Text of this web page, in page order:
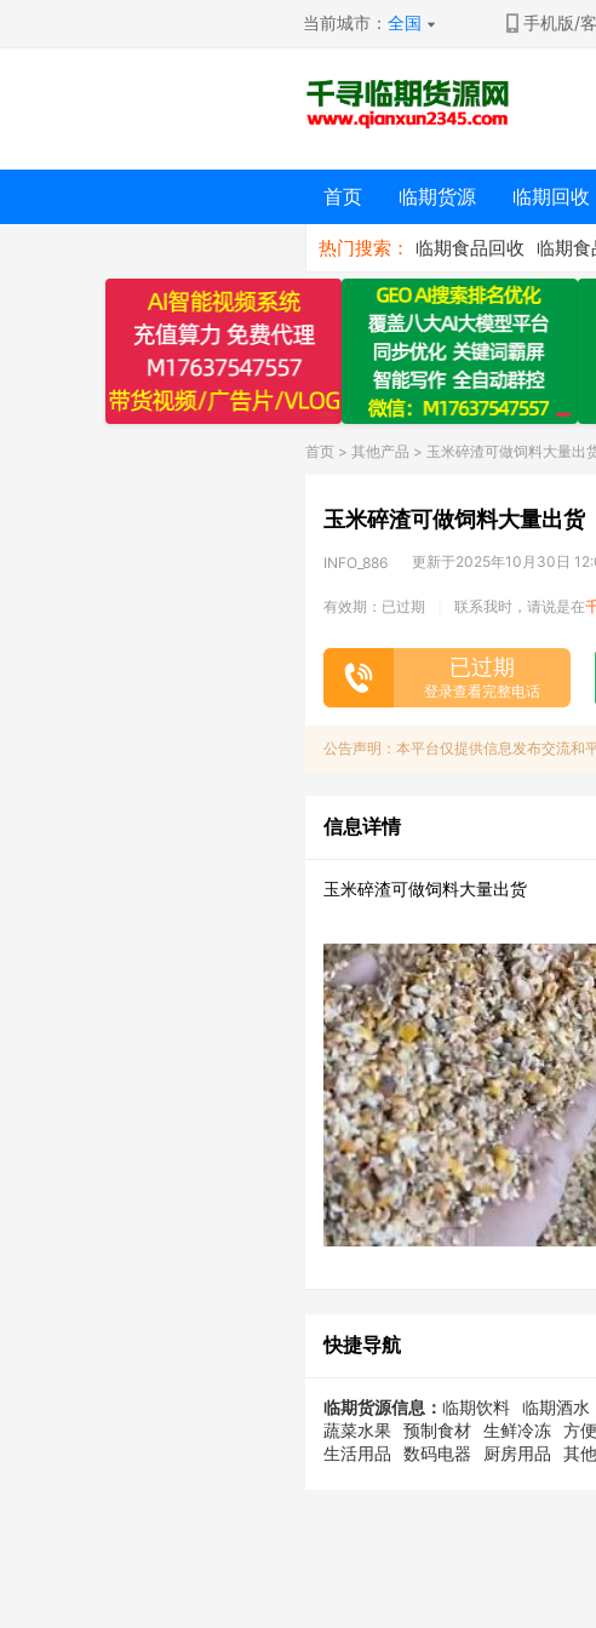
当前城市：全国 手机版/
首页 临期货源 临期回收
热门搜索： 临期食品回收 临期食
首页 > 其他产品 > 玉米碎渣可做饲料大量出
玉米碎渣可做饲料大量出货
INFO_886 更新于2025年10月30日
有效期：已过期 联系我时，请说是在
已过期
登录查看完整电话
公告声明：本平台仅提供信息发布交流和
信息详情
玉米碎渣可做饲料大量出货
快捷导航
临期货源信息： 临期饮料 临期酒水
蔬菜水果 预制食材 生鲜冷冻 方
生活用品
数码电器 厨房用品 其